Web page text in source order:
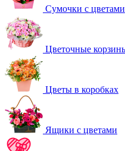
Сумочки с цветами
Цветочные
Цветы в коробках
Ящики с цветами